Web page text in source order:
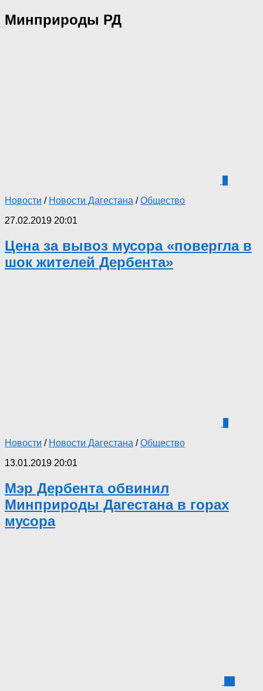
Минприроды РД
Новости / Новости Дагестана /Общество
27.02.2019 20:01
Цена за вывоз мусора «повергла в
шок жителей Дербента»
Новости / Новости Дагестана /Общество
13.01.2019 20:01
Мэр Дербента обвинил
Минприроды Дагестана в горах
мусора